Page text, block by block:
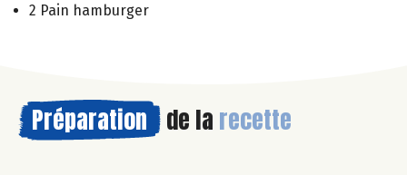
2 Pain hamburger
Préparation de la recette